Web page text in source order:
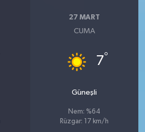
27 MART
CUMA
7°
Güneşli
Nem: %64
Rüzgar: 17 km/h